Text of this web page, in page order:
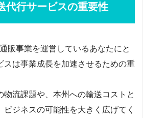
代行サービスの重要性
販事業を運営しているあなたにと
スは事業成長を加速させるための重
物流課題や、本州への輸送コストと
ジネスの可能性を大きく広げてく